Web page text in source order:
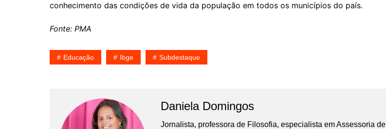
conhecimento das condições de vida da população em todos os municípios do país.
Fonte: PMA
Educação Ibge Subdestaque
Daniela Domingos
Jornalista, professora de Filosofia, especialista em Assessoria de